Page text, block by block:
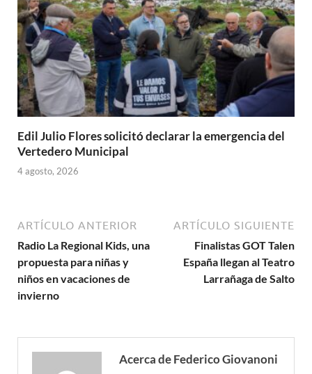
Edil Julio Flores solicitó declarar la emergencia del
Vertedero Municipal
4 agosto, 2026
ARTÍCULO ANTERIOR
Radio La Regional Kids, una
propuesta para niñas y
niños en vacaciones de
invierno
ARTÍCULO SIGUIENTE
Finalistas GOT Talen
España llegan al Teatro
Larrañaga de Salto
Acerca de Federico Giovanoni